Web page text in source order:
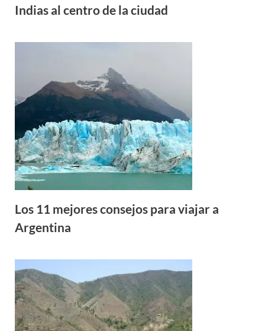
Indias al centro de la ciudad
Los 11 mejores consejos para viajar a
Argentina